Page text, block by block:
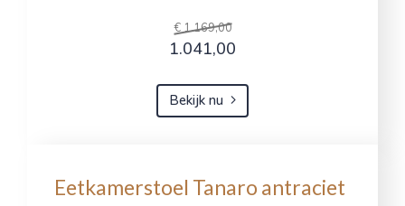
€ 1.169,00
1.041,00
Bekijk nu
Eetkamerstoel Tanaro antraciet